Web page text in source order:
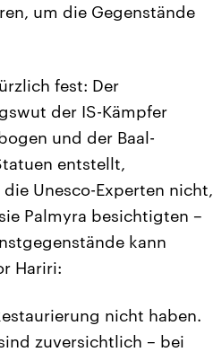
um die Gegenstände
fest: Der
der IS-Kämpfer
und der Baal-
entstellt,
Unesco-Experten nicht,
Palmyra besichtigten –
kann
Hariri:
nicht haben.
zuversichtlich – bei